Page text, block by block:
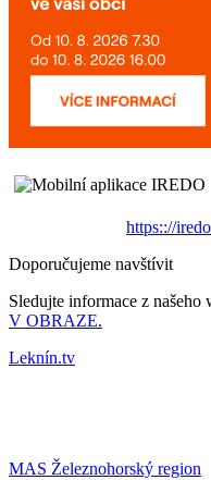
https:://
Doporučujeme navštívit
Sledujte informace z našeho
V OBRAZE.
Leknín.tv
MAS Železnohorský region